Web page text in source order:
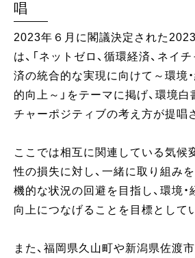
唱
2023年６月に閣議決定された
は、「ネットゼロ、循環経済、ネイ
済の統合的な実現に向けて～環境
的向上～」をテーマに掲げ、環境
チャーポジティブの考え方が提唱さ
ここでは相互に関連している気候
性の損失に対し、一緒に取り組み
機的な状況の回避を目指し、環境・
向上につなげることを目標として
また、福岡県久山町や新潟県佐渡